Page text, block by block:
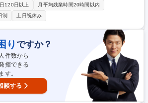
部長または部長候補として、浜松市の下水処理施
■プラント施設における
画策定 ■受変電設備を含む電気設備の保守管
ント ■設備トラブル発生時の原因調査、対応方
発防止策の立案 ■電気保安に関する行政への届
の観点からの設備管理・運営支援 ■採用面接、
任
界世界最大手G
120日以上
月平均残業時間20時間以内
制 土日祝休み
り ですか？
件数から
揮できる
す。
談する